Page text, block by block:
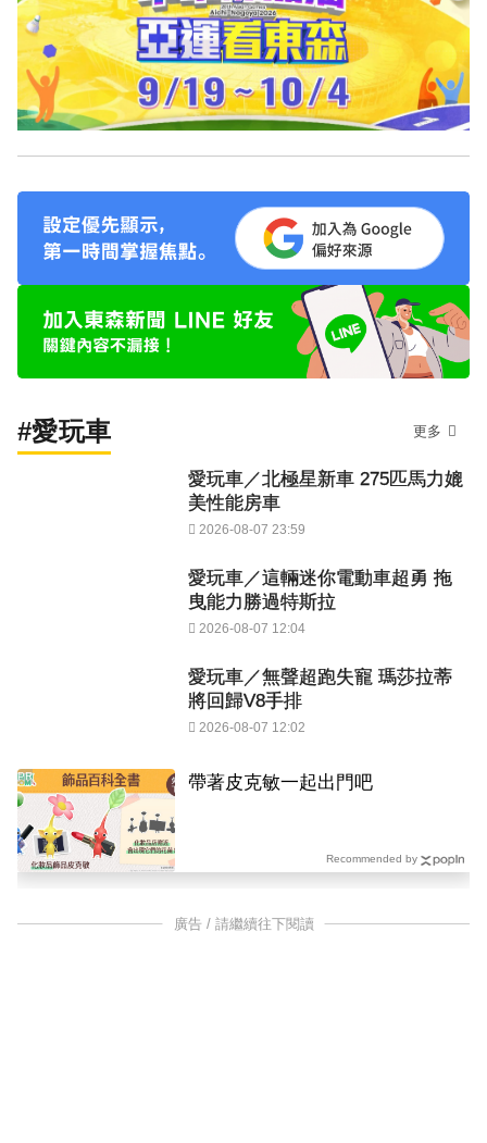
#愛玩車 更多
愛玩車／北極星新車 275匹馬力媲
美性能房車
2026-08-07 23:59
愛玩車／這輛迷你電動車超勇 拖
曳能力勝過特斯拉
2026-08-07 12:04
愛玩車／無聲超跑失寵 瑪莎拉蒂
將回歸V8手排
2026-08-07 12:02
帶著皮克敏一起出門吧
PR
Recommended by
廣告 / 請繼續往下閱讀